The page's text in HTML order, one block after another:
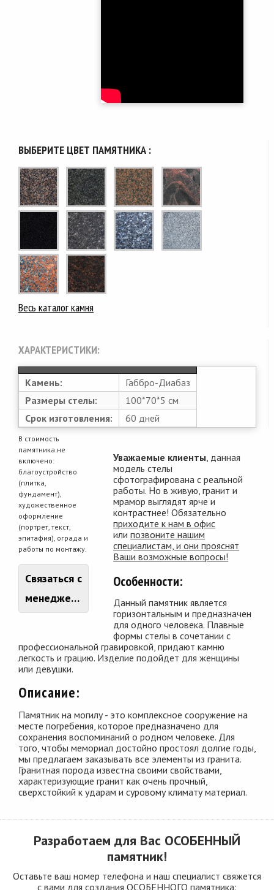
ВЫБЕРИТЕ ЦВЕТ ПАМЯТНИКА :
Весь каталог камня
ХАРАКТЕРИСТИКИ:
Камень:
Габбро-Диабаз
Размеры стелы:
100*70*5 см
Срок изготовления:
60 дней
В стоимость
памятника не
включено:
благоустройство
(плитка,
фундамент),
художественное
оформление
(портрет, текст,
эпитафия), ограда и
работы по монтажу.
Связаться с
менеджером
Уважаемые клиенты , данная
модель стелы
сфотографирована с реальной
работы. Но в живую, гранит и
мрамор выглядят ярче и
контрастнее! Обязательно
приходите к нам в офис
илипозвоните нашим
специалистам, и они прояснят
Ваши возможные вопросы!
Особенности:
Данный памятник является
горизонтальным и предназначен
для одного человека. Плавные
формы стелы в сочетании с
профессиональной гравировкой, придают камню
легкость и грацию. Изделие подойдет для женщины
или девушки.
Описание:
Памятник на могилу - это комплексное сооружение на
месте погребения, которое предназначено для
сохранения воспоминаний о родном человеке. Для
того, чтобы мемориал достойно простоял долгие годы,
мы предлагаем заказывать все элементы из гранита.
Гранитная порода известна своими свойствами,
характеризующие гранит как очень прочный,
сверхстойкий к ударам и суровому климату материал.
Разработаем для Вас ОСОБЕННЫЙ
памятник!
Оставьте ваш номер телефона и наш специалист свяжется
с вами для создания ОСОБЕННОГО памятника: